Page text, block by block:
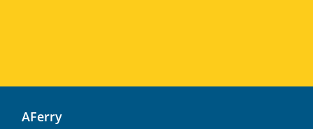
AFerry